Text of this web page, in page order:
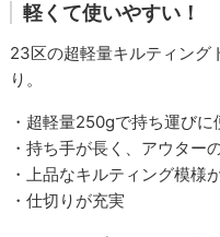
軽くて使いやすい！
23区の超軽量キルティング
り。
・超軽量250gで持ち運びに
・持ち手が長く、アウター
・上品なキルティング模様
・仕切りが充実